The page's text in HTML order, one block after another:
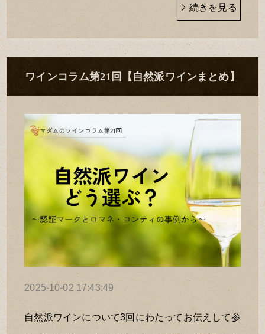
続きを見る
ワインコラム第21回【自然派ワインまとめ】
2025-10-02 17:43:49
自然派ワインについて3回にわたってお伝えして参